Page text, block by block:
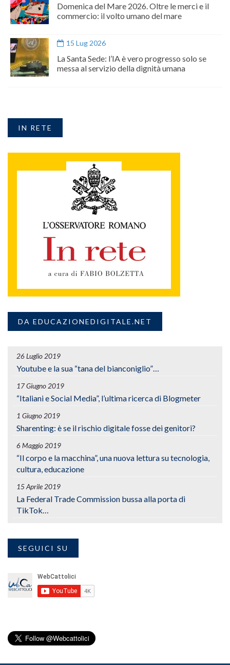
Domenica del Mare 2026. Oltre le merci e il
commercio: il volto umano del mare
15 Lug 2026
La Santa Sede: l’IA è vero progresso solo se
messa al servizio della dignità umana
IN RETE
DA EDUCAZIONEDIGITALE.NET
26 Luglio 2019
Youtube e la sua “tana del bianconiglio”…
17 Giugno 2019
“Italiani e Social Media”, l’ultima ricerca di Blogmeter
1 Giugno 2019
Sharenting: è se il rischio digitale fosse dei genitori?
6 Maggio 2019
“Il corpo e la macchina”, una nuova lettura su tecnologia,
cultura, educazione
15 Aprile 2019
La Federal Trade Commission bussa alla porta di
TikTok…
SEGUICI SU